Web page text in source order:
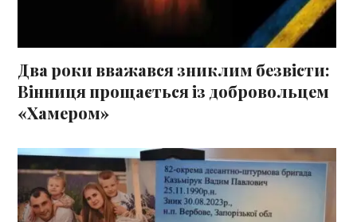
Два роки вважався зниклим безвісти:
Вінниця прощається із добровольцем
«Хамером»